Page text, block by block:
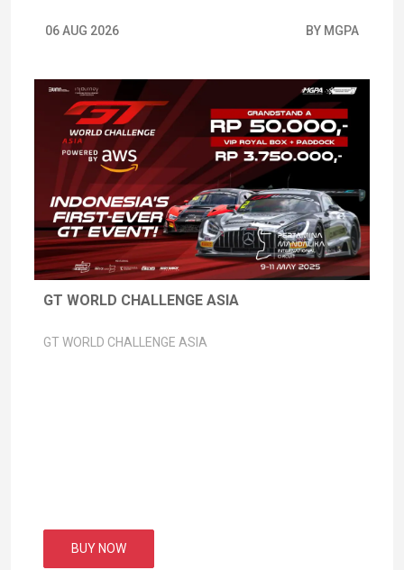
06 AUG 2026 BY MGPA
GT WORLD CHALLENGE ASIA
GT WORLD CHALLENGE ASIA
BUY NOW